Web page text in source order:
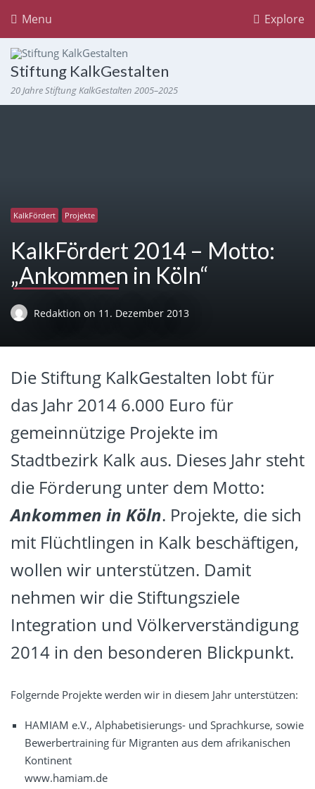
Explore
Menu
Stiftung KalkGestalten
20 Jahre Stiftung KalkGestalten 2005–2025
KalkFördert Projekte
KalkFördert 2014 – Motto:
„Ankommen in Köln“
Redaktion on 11. Dezember 2013
Die Stiftung KalkGestalten lobt für
das Jahr 2014 6.000 Euro für
gemeinnützige Projekte im
Stadtbezirk Kalk aus. Dieses Jahr steht
die Förderung unter dem Motto:
Ankommen in Köln. Projekte, die sich
mit Flüchtlingen in Kalk beschäftigen,
wollen wir unterstützen. Damit
nehmen wir die Stiftungsziele
Integration und Völkerverständigung
2014 in den besonderen Blickpunkt.
Folgernde Projekte werden wir in diesem Jahr unterstützen:
HAMIAM e.V., Alphabetisierungs- und Sprachkurse, sowie
Bewerbertraining für Migranten aus dem afrikanischen
Kontinent
www.hamiam.de